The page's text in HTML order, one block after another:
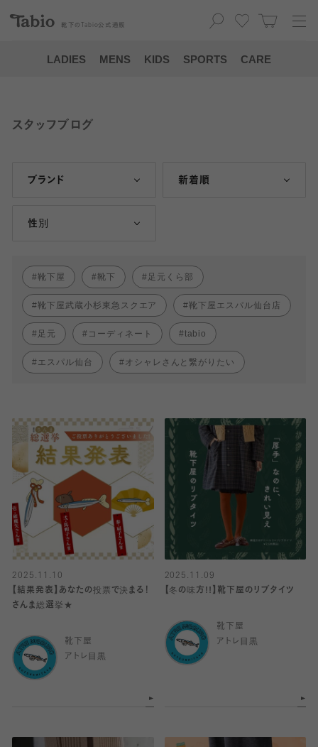
靴下の Tabio 公式通販
LADIES MENS KIDS SPORTS CARE
スタッフブログ
ブランド 新着順
性別
靴下屋 靴下 足元くら部
靴下屋武蔵小杉東急スクエア 靴下屋エスパル仙台店
足元 コーディネート tabio
エスパル仙台 オシャレさんと繋がりたい
2025.11.10
【結果発表】あなたの投票で決まる！
さんま総選挙★
靴下屋
アトレ目黒
2025.11.09
【冬の味方!!】靴下屋のリブタイツ
靴下屋
アトレ目黒